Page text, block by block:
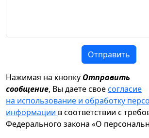
Отправить
Нажимая на кнопку Отправить
сообщение, Вы даете своесогласие
на использование и обработку
информации в соответствии с
Федерального закона «О